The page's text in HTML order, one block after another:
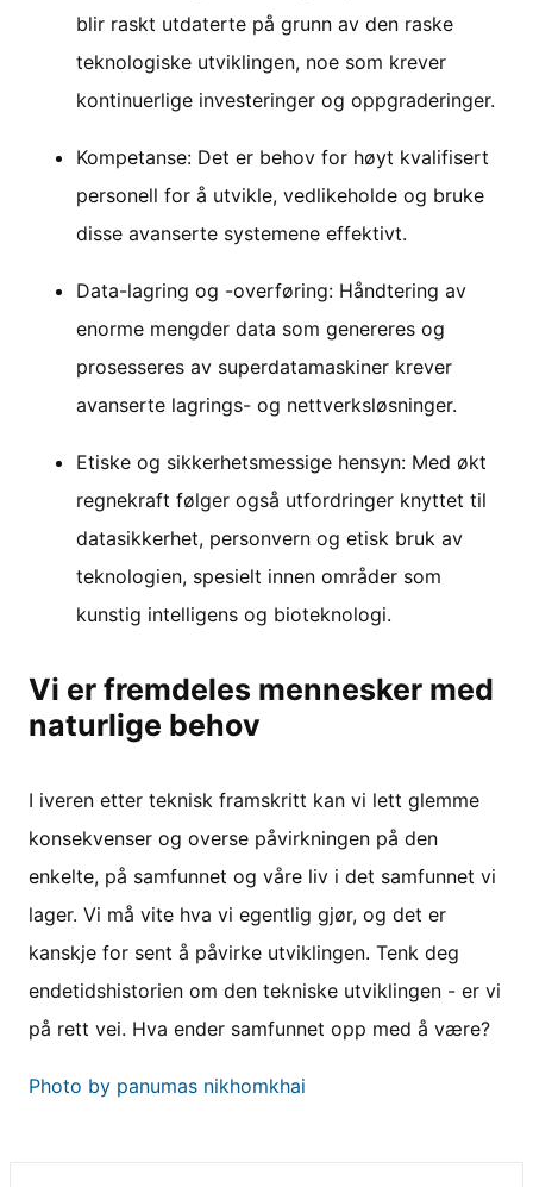
blir raskt utdaterte på grunn av den raske
teknologiske utviklingen, noe som krever
kontinuerlige investeringer og oppgraderinger.
Kompetanse: Det er behov for høyt kvalifisert
personell for å utvikle, vedlikeholde og bruke
disse avanserte systemene effektivt.
Data-lagring og -overføring: Håndtering av
enorme mengder data som genereres og
prosesseres av superdatamaskiner krever
avanserte lagrings- og nettverksløsninger.
Etiske og sikkerhetsmessige hensyn: Med økt
regnekraft følger også utfordringer knyttet til
datasikkerhet, personvern og etisk bruk av
teknologien, spesielt innen områder som
kunstig intelligens og bioteknologi.
Vi er fremdeles mennesker med
naturlige behov
I iveren etter teknisk framskritt kan vi lett glemme
konsekvenser og overse påvirkningen på den
enkelte, på samfunnet og våre liv i det samfunnet vi
lager. Vi må vite hva vi egentlig gjør, og det er
kanskje for sent å påvirke utviklingen. Tenk deg
endetidshistorien om den tekniske utviklingen - er vi
på rett vei. Hva ender samfunnet opp med å være?
Photo by panumas nikhomkhai